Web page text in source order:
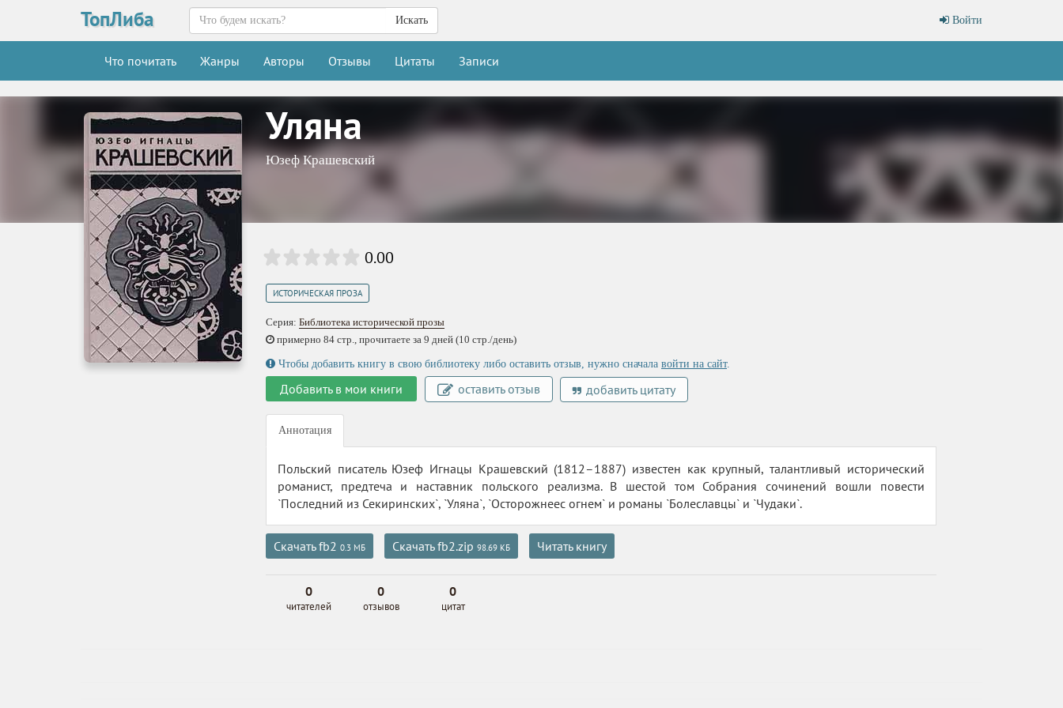
ТопЛиба Войти
Искать
Что почитать Жанры Авторы Отзывы Цитаты Записи
Уляна
Юзеф Крашевский
0.00
ИСТОРИЧЕСКАЯ ПРОЗА
Серия: Библиотека исторической прозы
примерно 84 стр., прочитаете за 9 дней (10 стр./день)
Чтобы добавить книгу в свою библиотеку либо оставить отзыв, нужно сначала войти на сайт.
Добавить в мои книги оставить отзыв добавить цитату
Аннотация
Польский писатель Юзеф Игнацы Крашевский (1812–1887) известен как крупный, талантливый исторический
романист, предтеча и наставник польского реализма. В шестой том Собрания сочинений вошли повести
`Последний из Секиринских`, `Уляна`, `Осторожнеес огнем` и романы `Болеславцы` и `Чудаки`.
Скачать fb2 0.3 МБ Скачать fb2.zip 98.69 КБ Читать книгу
0
читателей
0
отзывов
0
цитат